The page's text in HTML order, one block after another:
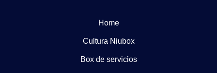
Home
Cultura Niubox
Box de servicios